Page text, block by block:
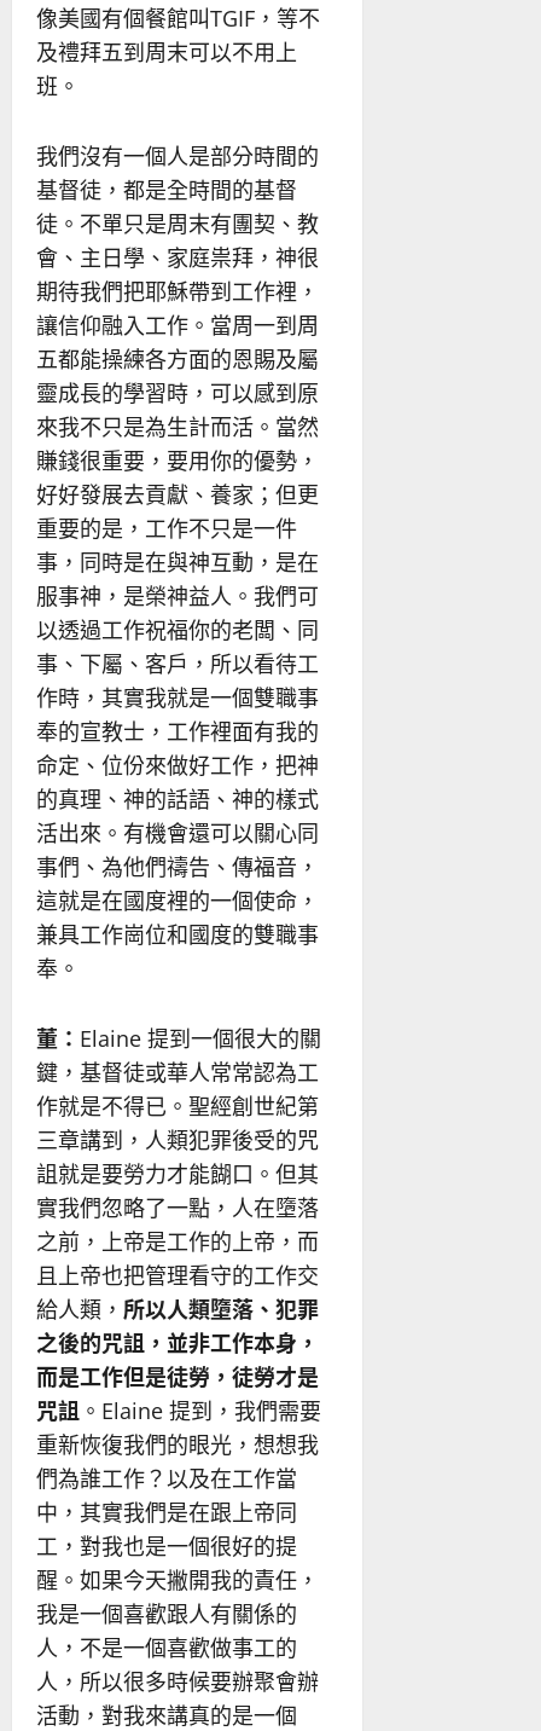
像美國有個餐館叫TGIF，等不
及禮拜五到周末可以不用上
班。
我們沒有一個人是部分時間的
基督徒，都是全時間的基督
徒。不單只是周末有團契、教
會、主日學、家庭祟拜，神很
期待我們把耶穌帶到工作裡，
讓信仰融入工作。當周一到周
五都能操練各方面的恩賜及屬
靈成長的學習時，可以感到原
來我不只是為生計而活。當然
賺錢很重要，要用你的優勢，
好好發展去貢獻、養家；但更
重要的是，工作不只是一件
事，同時是在與神互動，是在
服事神，是榮神益人。我們可
以透過工作祝福你的老闆、同
事、下屬、客戶，所以看待工
作時，其實我就是一個雙職事
奉的宣教士，工作裡面有我的
命定、位份來做好工作，把神
的真理、神的話語、神的樣式
活出來。有機會還可以關心同
事們、為他們禱告、傳福音，
這就是在國度裡的一個使命，
兼具工作崗位和國度的雙職事
奉。
董： Elaine 提到一個很大的關
鍵，基督徒或華人常常認為工
作就是不得已。聖經創世紀第
三章講到，人類犯罪後受的咒
詛就是要勞力才能餬口。但其
實我們忽略了一點，人在墮落
之前，上帝是工作的上帝，而
且上帝也把管理看守的工作交
給人類， 所以人類墮落、犯罪
之後的咒詛，並非工作本身，
而是工作但是徒勞，徒勞才是
咒詛 。Elaine 提到，我們需要
重新恢復我們的眼光，想想我
們為誰工作？以及在工作當
中，其實我們是在跟上帝同
工，對我也是一個很好的提
醒。如果今天撇開我的責任，
我是一個喜歡跟人有關係的
人，不是一個喜歡做事工的
人，所以很多時候要辦聚會辦
活動，對我來講真的是一個